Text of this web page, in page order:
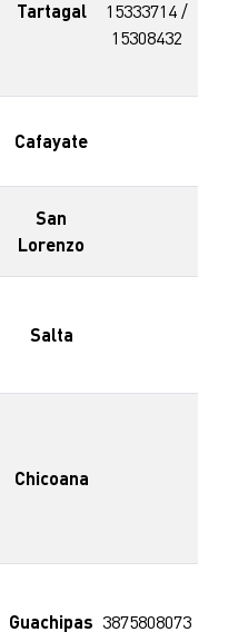
Tartagal
15333714 /
15308432
Cafayate
San
Lorenzo
Salta
Chicoana
Guachipas 3875808073